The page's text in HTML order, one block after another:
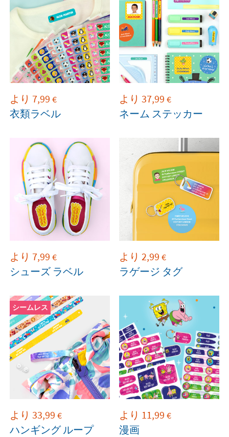
より 7,99 €
衣類ラベル
より 37,99 €
ネーム ステッカー
より 7,99 €
シューズ ラベル
より 2,99 €
ラゲージ タグ
シームレス
より 33,99 €
ハンギング ループ
より 11,99 €
漫画